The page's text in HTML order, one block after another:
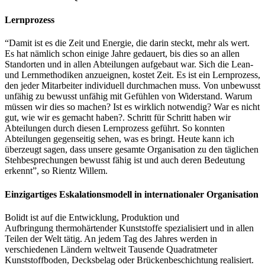
Lernprozess
“Damit ist es die Zeit und Energie, die darin steckt, mehr als wert.
Es hat nämlich schon einige Jahre gedauert, bis dies so an allen
Standorten und in allen Abteilungen aufgebaut war. Sich die Lean-
und Lernmethodiken anzueignen, kostet Zeit. Es ist ein Lernprozess,
den jeder Mitarbeiter individuell durchmachen muss. Von unbewusst
unfähig zu bewusst unfähig mit Gefühlen von Widerstand. Warum
müssen wir dies so machen? Ist es wirklich notwendig? War es nicht
gut, wie wir es gemacht haben?. Schritt für Schritt haben wir
Abteilungen durch diesen Lernprozess geführt. So konnten
Abteilungen gegenseitig sehen, was es bringt. Heute kann ich
überzeugt sagen, dass unsere gesamte Organisation zu den täglichen
Stehbesprechungen bewusst fähig ist und auch deren Bedeutung
erkennt”, so Rientz Willem.
Einzigartiges Eskalationsmodell in internationaler Organisation
Bolidt ist auf die Entwicklung, Produktion und
Aufbringung thermohärtender Kunststoffe spezialisiert und in allen
Teilen der Welt tätig. An jedem Tag des Jahres werden in
verschiedenen Ländern weltweit Tausende Quadratmeter
Kunststoffboden, Decksbelag oder Brückenbeschichtung realisiert.